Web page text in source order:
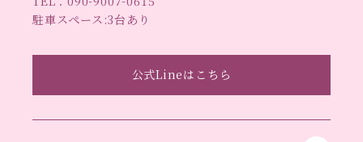
リジナルデザイン 仏花ハーバリウム
手作りクリスマスリース
りハーバリウム手作りプレゼント
長
野県佐久市
駐車スペース:3台あり
公式Lineはこちら